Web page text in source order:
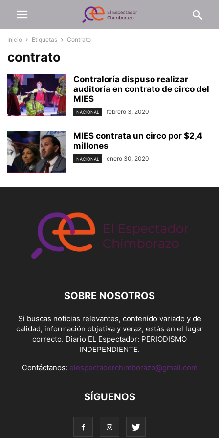
Inicio Etiquetas Contrato
contrato
Contraloría dispuso realizar
auditoría en contrato de circo del
MIES
NACIONAL febrero 3, 2020
MIES contrata un circo por $2,4
millones
NACIONAL enero 30, 2020
SOBRE NOSOTROS
Si buscas noticias relevantes, contenido variado y de
calidad, información objetiva y veraz, estás en el lugar
correcto. Diario EL Espectador: PERIODISMO
INDEPENDIENTE.
Contáctanos: elespectadorchimborazo@gmail.com
SÍGUENOS